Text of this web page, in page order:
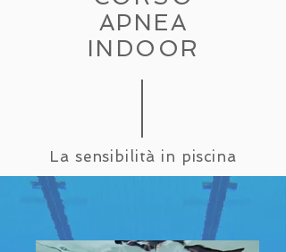
APNEA
INDOOR
La sensibilità in piscina